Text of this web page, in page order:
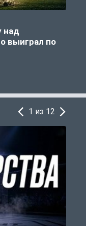
над
выиграл по
1 из 12